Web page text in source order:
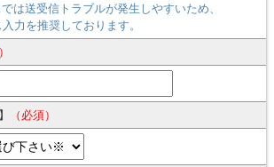
は送受信トラブルが発生しやすいため、
力を推奨しております。
（必須）